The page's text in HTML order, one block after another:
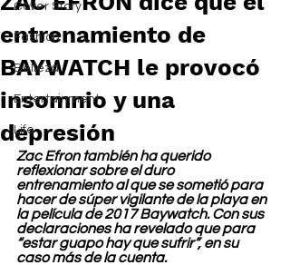
Cover Story
Fashion
Belleza
Entertainment
Life
entrenamiento de
BAYWATCH le provocó
insomnio y una
depresión
Zac Efron también ha querido
reflexionar sobre el duro
entrenamiento al que se sometió para
hacer de súper vigilante de la playa en
la película de 2017 Baywatch. Con sus
declaraciones ha revelado que para
“estar guapo hay que sufrir”, en su
caso más de la cuenta.